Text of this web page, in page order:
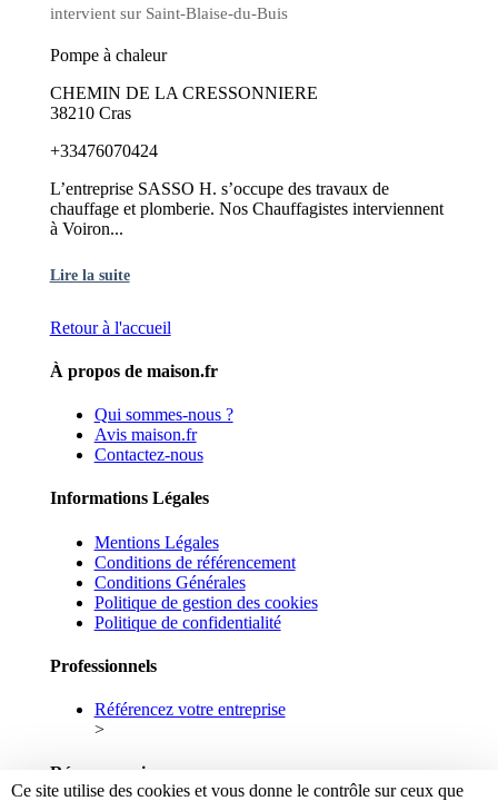
intervient sur Saint-Blaise-du-Buis
Pompe à chaleur
CHEMIN DE LA CRESSONNIERE
38210 Cras
+33476070424
L’entreprise SASSO H. s’occupe des travaux de
chauffage et plomberie. Nos Chauffagistes interviennent
à Voiron...
Lire la suite
Retour à l'accueil
À propos de maison.fr
Qui sommes-nous ?
Avis maison.fr
Contactez-nous
Informations Légales
Mentions Légales
Conditions de référencement
Conditions Générales
Politique de gestion des cookies
Politique de confidentialité
Professionnels
Référencez votre entreprise
>
Réseaux sociaux
Ce site utilise des cookies et vous donne le contrôle sur ceux que